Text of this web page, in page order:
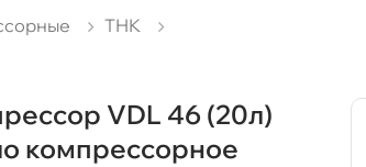
ТНК
VDL 46 (20л)
компрессорное